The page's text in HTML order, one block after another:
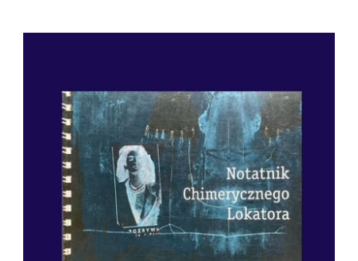
SZCZEGÓŁY